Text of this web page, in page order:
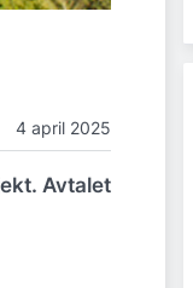
4 april 2025
Avtalet